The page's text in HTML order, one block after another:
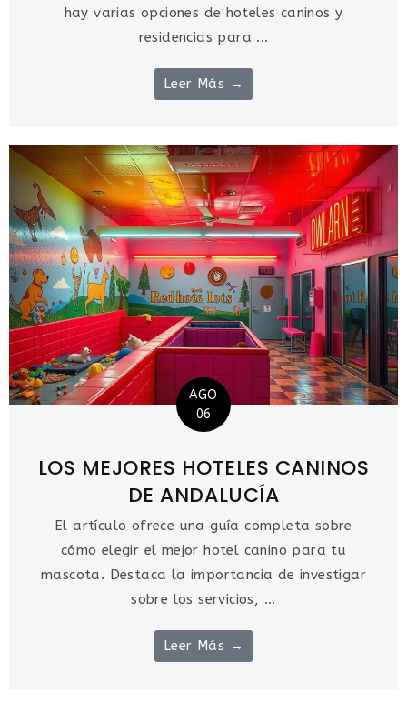
hay varias opciones de hoteles caninos y
residencias para ...
Leer Más →
AGO
06
LOS MEJORES HOTELES CANINOS
DE ANDALUCÍA
El artículo ofrece una guía completa sobre
cómo elegir el mejor hotel canino para tu
mascota. Destaca la importancia de investigar
sobre los servicios, ...
Leer Más →